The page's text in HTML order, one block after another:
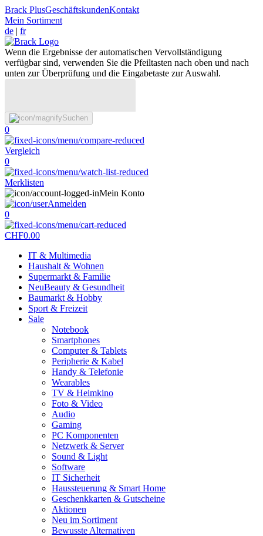
Brack PlusGeschäftskundenKontakt
Mein Sortiment
de | fr
Wenn die Ergebnisse der automatischen Vervollständigung
verfügbar sind, verwenden Sie die Pfeiltasten nach oben und nach
unten zur Überprüfung und die Eingabetaste zur Auswahl.
Suchen
0
Vergleich
0
Merklisten
Mein Konto
Anmelden
0
CHF0.00
IT & Multimedia
Haushalt & Wohnen
Supermarkt & Familie
NeuBeauty & Gesundheit
Baumarkt & Hobby
Sport & Freizeit
Sale
Notebook
Smartphones
Computer & Tablets
Peripherie & Kabel
Handy & Telefonie
Wearables
TV & Heimkino
Foto & Video
Audio
Gaming
PC Komponenten
Netzwerk & Server
Sound & Light
Software
IT Sicherheit
Haussteuerung & Smart Home
Geschenkkarten & Gutscheine
Aktionen
Neu im Sortiment
Bewusste Alternativen